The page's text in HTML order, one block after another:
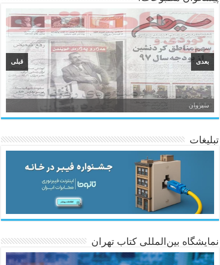
سیروان
ئاژانسی هەواڵی مێهر
قبلی بعدی
تبلیغات
نمایشگاه بین‌المللی کتاب تهران